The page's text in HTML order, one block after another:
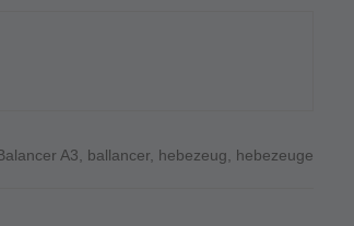
A3 ballancer hebezeug hebezeuge